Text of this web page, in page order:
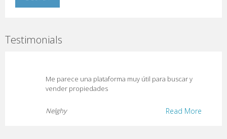
Testimonials
Me parece una plataforma muy útil para buscar y
vender propiedades
Read More
Nelghy